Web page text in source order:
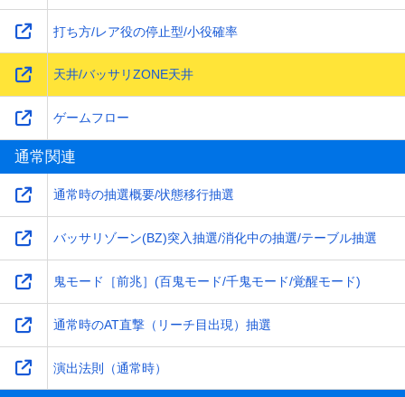
打ち方/レア役の停止型/小役確率
天井/バッサリZONE天井
ゲームフロー
通常関連
通常時の抽選概要/状態移行抽選
バッサリゾーン(BZ)突入抽選/消化中の抽選/テーブル抽選
鬼モード［前兆］(百鬼モード/千鬼モード/覚醒モード)
通常時のAT直撃（リーチ目出現）抽選
演出法則（通常時）